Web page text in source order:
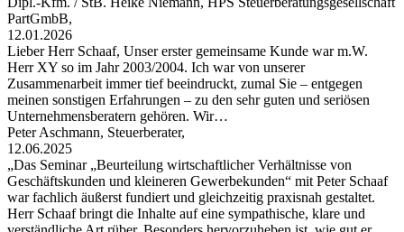
PartGmbB,
12.01.2026
Lieber Herr Schaaf, Unser erster gemeinsame Kunde war m.W.
Herr XY so im Jahr 2003/2004. Ich war von unserer
Zusammenarbeit immer tief beeindruckt, zumal Sie – entgegen
meinen sonstigen Erfahrungen – zu den sehr guten und seriösen
Unternehmensberatern gehören. Wir…
Peter Aschmann, Steuerberater,
12.06.2025
„Das Seminar „Beurteilung wirtschaftlicher Verhältnisse von
Geschäftskunden und kleineren Gewerbekunden“ mit Peter Schaaf
war fachlich äußerst fundiert und gleichzeitig praxisnah gestaltet.
Herr Schaaf bringt die Inhalte auf eine sympathische, klare und